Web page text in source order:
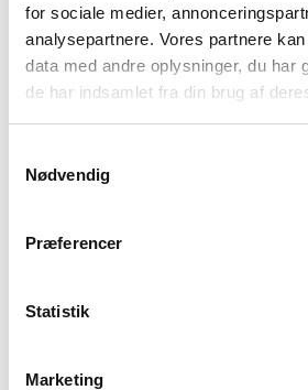
for sociale medier,
analysepartnere. Vores partnere
data med andre oplysninger, du har
de har indsamlet fra din brug af
Nødvendig
Præferencer
Statistik
Marketing
FORSTÅ SYSTEMET, HJÆLP I KOMMUNEN
Overgangen til